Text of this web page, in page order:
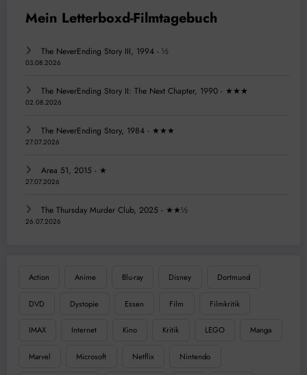
The NeverEnding Story III, 1994 - ½
03.08.2026
The NeverEnding Story II: The Next Chapter, 1990 - ★★★
02.08.2026
The NeverEnding Story, 1984 - ★★★
27.07.2026
Area 51, 2015 - ★
27.07.2026
The Thursday Murder Club, 2025 - ★★½
26.07.2026
Action Anime Blu-ray Disney Dortmund
DVD Dystopie Essen Film Filmkritik
IMAX Internet Kino Kritik LEGO Manga
Marvel Microsoft Netflix Nintendo